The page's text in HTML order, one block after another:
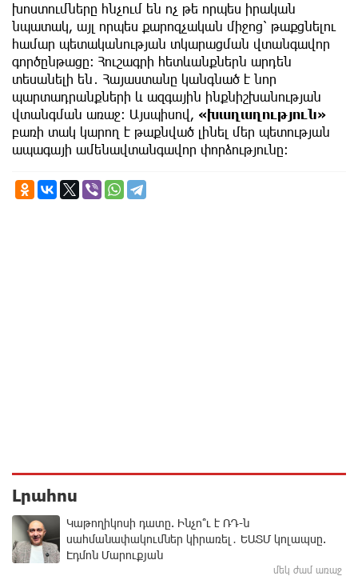
խոստումները հնչում են ոչ թե որպես իրական
նպատակ, այլ որպես քարոզչական միջոց՝ թաքցնելու
համար պետականության տկարացման վտանգավոր
գործընթացը։ Հուշագրի հետևանքներն արդեն
տեսանելի են․ Հայաստանը կանգնած է նոր
պարտադրանքների և ազգային ինքնիշխանության
վտանգման առաջ։ Այսպիսով, «խաղաղություն»
բառի տակ կարող է թաքնված լինել մեր պետության
ապագայի ամենավտանգավոր փորձությունը։
Լրահոս
Կաթողիկոսի դատը. Ինչո՞ւ է ՌԴ-ն
սահմանափակումներ կիրառել․ ԵԱՏՄ կոլապսը.
Էդմոն Մարուքյան
մեկ ժամ առաջ